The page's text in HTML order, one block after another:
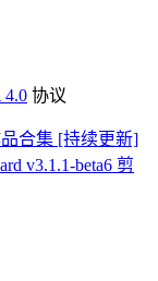
4.0 协议
合集 [持续更新]
v3.1.1-beta6 剪